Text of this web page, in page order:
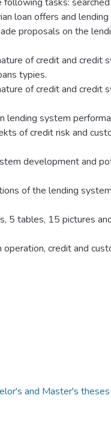
loan offers and lending
proposals on the
of credit and credit
typies.
of credit and credit
lending system
of credit risk and
development and
of the lending system
5 tables, 15 pictures
credit and
and Master's theses